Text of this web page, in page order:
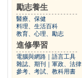
勵志養生
醫療、保健
料理、生活百科
教育、心理、勵志
進修學習
電腦與網路
語言工具
雜誌、期刊
軍政、法律
參考、考試、教科用書